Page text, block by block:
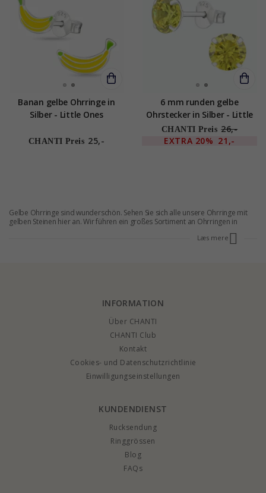
Banan gelbe Ohrringe in
Silber - Little Ones
CHANTI Preis 25,-
6 mm runden gelbe
Ohrstecker in Silber - Little
Ones
CHANTI Preis 26,-
EXTRA 20% 21,-
Gelbe Ohrringe sind wunderschön. Sehen Sie sich alle unsere Ohrringe mit
gelben Steinen hier an. Wir führen ein großes Sortiment an Ohrringen in
Materialien. Gelbe Ohrringe sind aufgrund ihrer Eleganz auf jeden Fall eine
Preisen profitieren und dem mühevollen Kauf im Laden entgehen. Außerdem
Læs mere
INFORMATION
Über CHANTI
CHANTI Club
Kontakt
Cookies- und Datenschutzrichtlinie
Einwilligungseinstellungen
KUNDENDIENST
Rucksendung
Ringgrössen
Blog
FAQs